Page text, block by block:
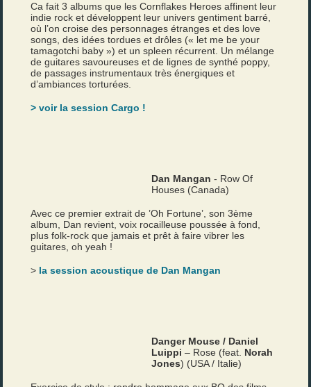
Ca fait 3 albums que les Cornflakes Heroes affinent leur
indie rock et développent leur univers gentiment barré,
où l’on croise des personnages étranges et des love
songs, des idées tordues et drôles (« let me be your
tamagotchi baby ») et un spleen récurrent. Un mélange
de guitares savoureuses et de lignes de synthé poppy,
de passages instrumentaux très énergiques et
d’ambiances torturées.
> voir la session Cargo !
Dan Mangan - Row Of
Houses (Canada)
Avec ce premier extrait de ’Oh Fortune’, son 3ème
album, Dan revient, voix rocailleuse poussée à fond,
plus folk-rock que jamais et prêt à faire vibrer les
guitares, oh yeah !
> la session acoustique de Dan Mangan
Danger Mouse / Daniel
Luippi – Rose (feat. Norah
Jones) (USA / Italie)